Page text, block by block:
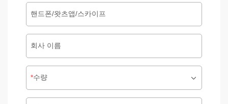
핸드폰/왓츠앱/스카이프
회사 이름
수량